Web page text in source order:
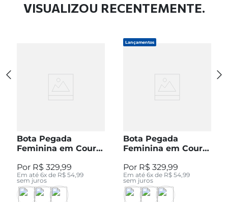
VISUALIZOU RECENTEMENTE.
Bota Pegada
Feminina em Couro
280512-04
R$ 329,99
Em até 6x de R$ 54,99
sem juros
Lançamentos
Bota Pegada
Feminina em Couro
280512-05
R$ 329,99
Em até 6x de R$ 54,99
sem juros